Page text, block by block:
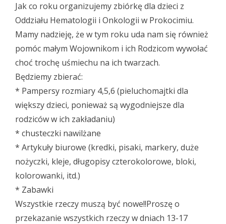
Jak co roku organizujemy zbiórkę dla dzieci z
Oddziału Hematologii i Onkologii w Prokocimiu.
Mamy nadzieję, że w tym roku uda nam się również
pomóc małym Wojownikom i ich Rodzicom wywołać
choć trochę uśmiechu na ich twarzach.
Będziemy zbierać:
* Pampersy rozmiary 4,5,6 (pieluchomajtki dla
większy dzieci, ponieważ są wygodniejsze dla
rodziców w ich zakładaniu)
* chusteczki nawilżane
* Artykuły biurowe (kredki, pisaki, markery, duże
nożyczki, kleje, długopisy czterokolorowe, bloki,
kolorowanki, itd.)
* Zabawki
Wszystkie rzeczy muszą być nowe!!Proszę o
przekazanie wszystkich rzeczy w dniach 13-17